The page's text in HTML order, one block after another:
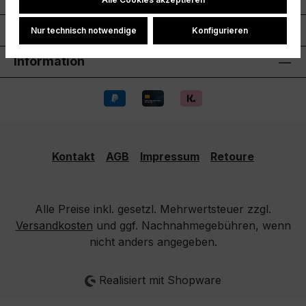
Shopservice
Information
Kontakt AGB Impressum Retoure
Alle Preise inkl. gesetzl. Mehrwertsteuer zzgl.
Versandkosten und ggf. Nachnahmegebühren, wenn
nicht anders angegeben.
Realisiert mit Shopware
Nur technisch notwendige Konfigurieren